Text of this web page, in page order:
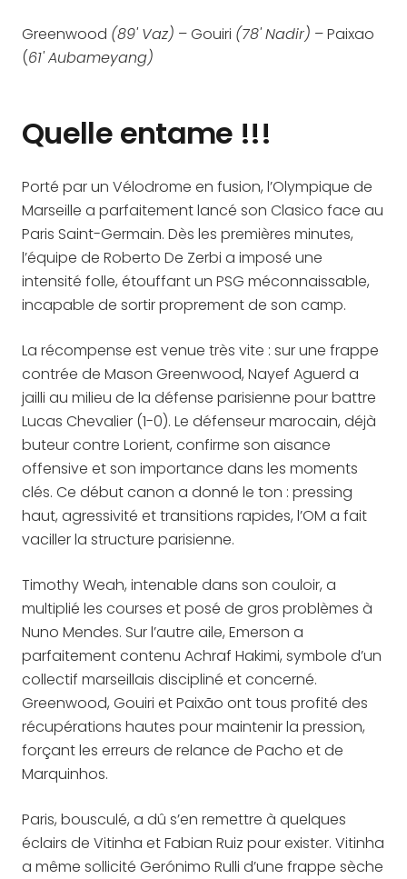
Greenwood (89' Vaz) – Gouiri (78' Nadir) – Paixao
(61' Aubameyang)
Quelle entame !!!
Porté par un Vélodrome en fusion, l’Olympique de
Marseille a parfaitement lancé son Clasico face au
Paris Saint-Germain. Dès les premières minutes,
l’équipe de Roberto De Zerbi a imposé une
intensité folle, étouffant un PSG méconnaissable,
incapable de sortir proprement de son camp.
La récompense est venue très vite : sur une frappe
contrée de Mason Greenwood, Nayef Aguerd a
jailli au milieu de la défense parisienne pour battre
Lucas Chevalier (1-0). Le défenseur marocain, déjà
buteur contre Lorient, confirme son aisance
offensive et son importance dans les moments
clés. Ce début canon a donné le ton : pressing
haut, agressivité et transitions rapides, l’OM a fait
vaciller la structure parisienne.
Timothy Weah, intenable dans son couloir, a
multiplié les courses et posé de gros problèmes à
Nuno Mendes. Sur l’autre aile, Emerson a
parfaitement contenu Achraf Hakimi, symbole d’un
collectif marseillais discipliné et concerné.
Greenwood, Gouiri et Paixão ont tous profité des
récupérations hautes pour maintenir la pression,
forçant les erreurs de relance de Pacho et de
Marquinhos.
Paris, bousculé, a dû s’en remettre à quelques
éclairs de Vitinha et Fabian Ruiz pour exister. Vitinha
a même sollicité Gerónimo Rulli d’une frappe sèche